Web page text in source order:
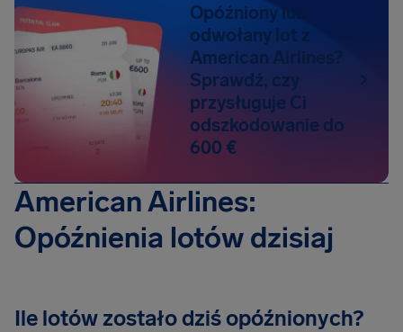
Opóźniony lub
odwołany lot z
American Airlines?
Sprawdź, czy
przysługuje Ci
odszkodowanie do
600 €
American Airlines:
Opóźnienia lotów dzisiaj
Ile lotów zostało dziś opóźnionych?